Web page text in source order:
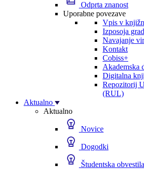
Odprta znanost
Uporabne povezave
Vpis v
Izposoja
Navajanje
Kontakt
Cobiss+
Akademska
Digitalna
Repozitorij
(RUL)
Aktualno
Aktualno
Novice
Dogodki
Študentska obvestila